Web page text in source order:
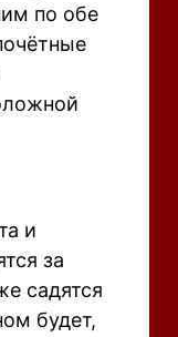
по обе
и
за
садятся
будет,